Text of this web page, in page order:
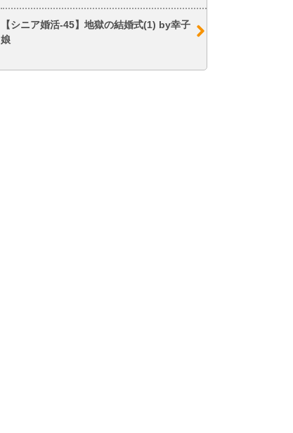
【シニア婚活-45】地獄の結婚式(1) by幸子
娘